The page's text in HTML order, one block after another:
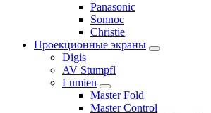
Panasonic
Sonnoc
Сhristie
Проекционные экраны
Digis
AV Stumpfl
Lumien
Master Fold
Master Control